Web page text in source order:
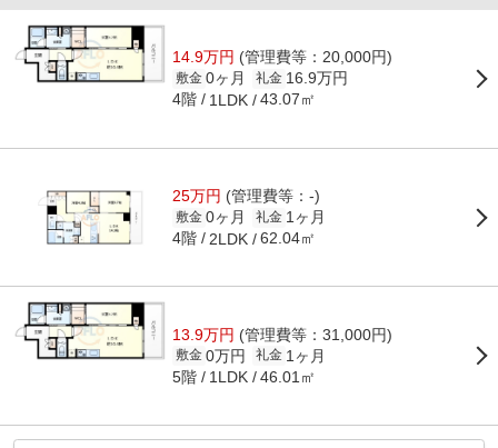
14.9万円 (管理費等：20,000円)
敷金 0ヶ月 礼金 16.9万円
4階 1LDK 43.07㎡
25万円 (管理費等：-)
敷金 0ヶ月 礼金 1ヶ月
4階 2LDK 62.04㎡
13.9万円 (管理費等：31,000円)
敷金 0万円 礼金 1ヶ月
5階 1LDK 46.01㎡